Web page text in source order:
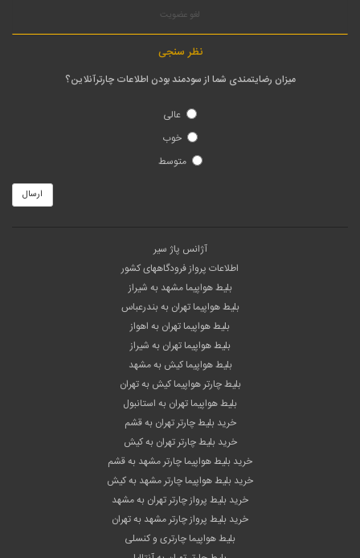
لغو عضویت
نظر سنجی
میزان رضایتمندی شما از سودمند بودن اطلاعات چارترآنلاین؟
عالی
خوب
متوسط
ارسال
آژانس پاژ سیر
اطلاعات پرواز فرودگاههای کشور
بلیط هواپیما مشهد به شیراز
بلیط هواپیما تهران به بندرعباس
بلیط هواپیما تهران به اهواز
بلیط هواپیما تهران به شیراز
بلیط هواپیما کیش به مشهد
بلیط چارتر هواپیما کیش به تهران
بلیط هواپیما تهران به استانبول
خرید بلیط چارتر تهران به قشم
خرید بلیط چارتر تهران به کیش
خرید بلیط هواپیما چارتر مشهد به قشم
خرید بلیط هواپیما چارتر مشهد به کیش
خرید بلیط پرواز چارتر تهران به مشهد
خرید بلیط پرواز چارتر مشهد به تهران
بلیط هواپیما چارتری و کنسلی